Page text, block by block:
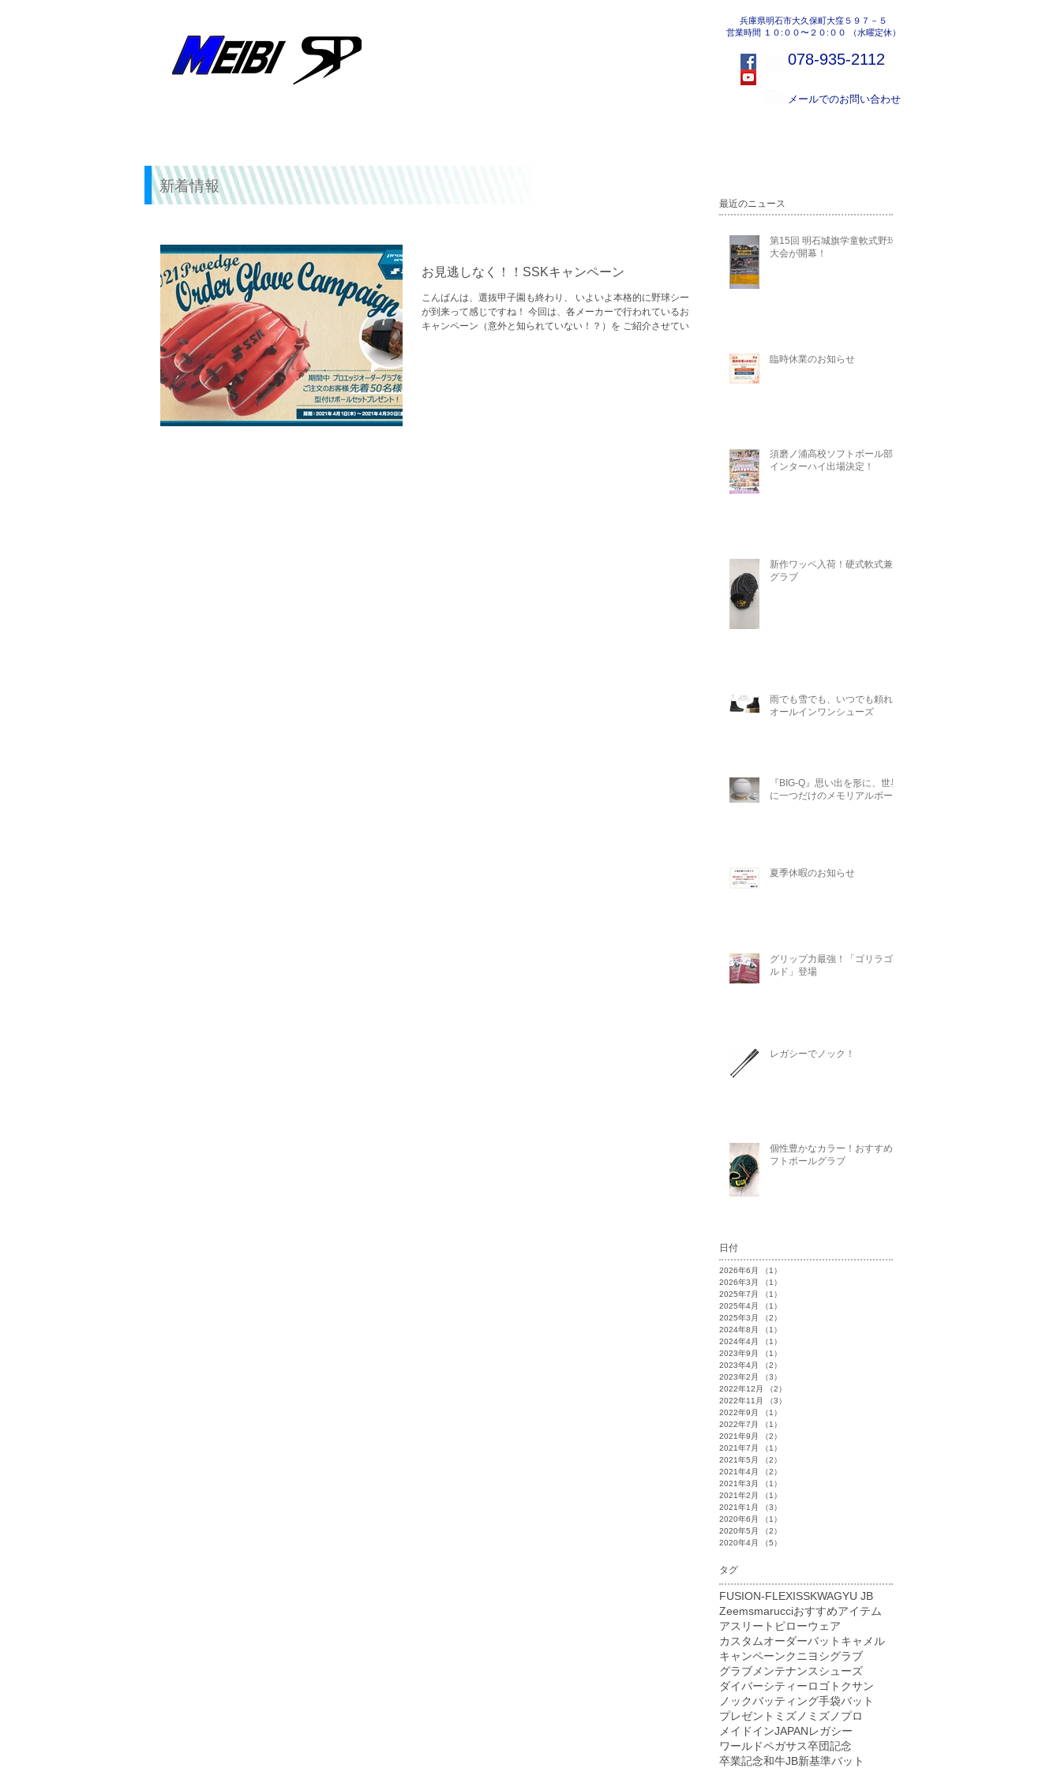
078-935-2112
兵庫県明石市大久保町大窪５９７－５
営業時間 １０:００〜２０:００ （水曜定休）
メールでのお問い合わせ
新着情報
最近のニュース
お見逃しなく！！SSKキャンペーン
こんばんは、選抜甲子園も終わり、 いよいよ本格的に野球シーズン
が到来って感じですね！ 今回は、各メーカーで行われているお得な
キャンペーン（意外と知られていない！？）を ご紹介させていただ
第15回 明石城旗学童軟式野球
大会が開幕！
臨時休業のお知らせ
須磨ノ浦高校ソフトボール部、
インターハイ出場決定！
新作ワッペ入荷！硬式軟式兼用
グラブ
雨でも雪でも、いつでも頼れる
オールインワンシューズ
『BIG-Q』思い出を形に、世界
に一つだけのメモリアルボール
夏季休暇のお知らせ
グリップ力最強！「ゴリラゴー
ルド」登場
レガシーでノック！
個性豊かなカラー！おすすめソ
フトボールグラブ
日付
2026年6月 （1）
2026年3月
（1）
2025年7月
（1）
2025年4月
（1）
2025年3月
（2）
2024年8月
（1）
2024年4月
（1）
2023年9月
（1）
2023年4月
（2）
2023年2月
（3）
2022年12月
（2）
2022年11月
（3）
2022年9月
（1）
2022年7月
（1）
2021年9月
（2）
2021年7月
（1）
2021年5月
（2）
2021年4月
（2）
2021年3月
（1）
2021年2月
（1）
2021年1月
（3）
2020年6月
（1）
2020年5月
（2）
2020年4月
（5）
タグ
FUSION-FLEXISSKWAGYU JB
Zeemsmarucciおすすめアイテム
アスリートピローウェア
カスタムオーダーバット キャメル
キャンペーンクニヨシグラブ
グラブメンテナンスシューズ
ダイバーシティーロゴ トクサン
ノックバッティング手袋バット
プレゼント ミズノ ミズノプロ
メイドインJAPANレガシー
ワールドペガサス卒団記念
卒業記念和牛JB新基準バット